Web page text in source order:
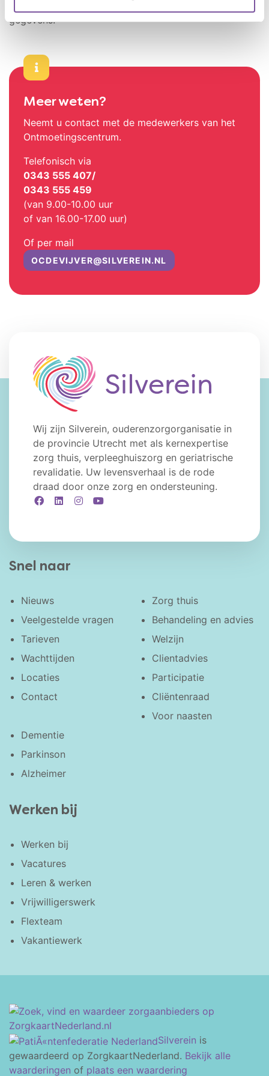
gegevens.
Meer weten?
Neemt u contact met de medewerkers van het
Ontmoetingscentrum.
Telefonisch via
0343 555 407/
0343 555 459
(van 9.00-10.00 uur
of van 16.00-17.00 uur)
Of per mail
OCDEVIJVER@SILVEREIN.NL
Wij zijn Silverein, ouderenzorgorganisatie in
de provincie Utrecht met als kernexpertise
zorg thuis, verpleeghuiszorg en geriatrische
revalidatie. Uw levensverhaal is de rode
draad door onze zorg en ondersteuning.
FacebookLinkedInInstagram
Snel naar
Nieuws
Veelgestelde vragen
Tarieven
Wachttijden
Locaties
Contact
Zorg thuis
Behandeling en advies
Welzijn
Clientadvies
Participatie
Cliëntenraad
Voor naasten
Dementie
Parkinson
Alzheimer
Werken bij
Werken bij
Vacatures
Leren & werken
Vrijwilligerswerk
Flexteam
Vakantiewerk
Silverein is
gewaardeerd op ZorgkaartNederland. Bekijk alle
waarderingen of plaats een waardering